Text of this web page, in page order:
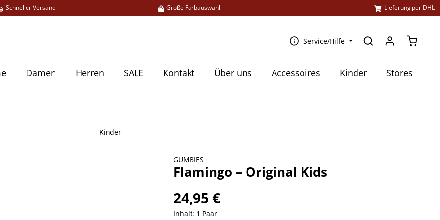
Schneller Versand Große Farbauswahl Lieferung per DHL
Service/Hilfe
Damen Herren SALE Kontakt Über uns Accessoires Kinder Stores
Kinder
GUMBIES
Flamingo – Original Kids
24,95 €
Inhalt: 1 Paar